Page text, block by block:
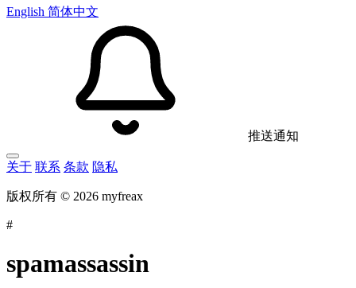
English 简体中文
推送通知
关于 联系 条款 隐私
版权所有 © 2026 myfreax
#
spamassassin